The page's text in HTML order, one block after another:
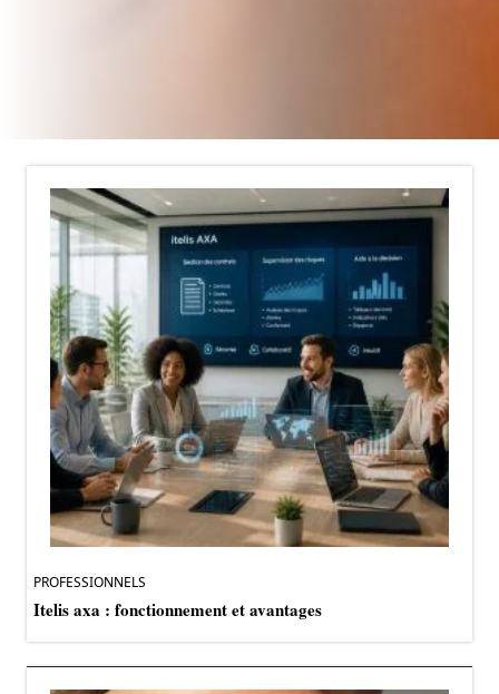
PROFESSIONNELS
Itelis axa : fonctionnement et avantages